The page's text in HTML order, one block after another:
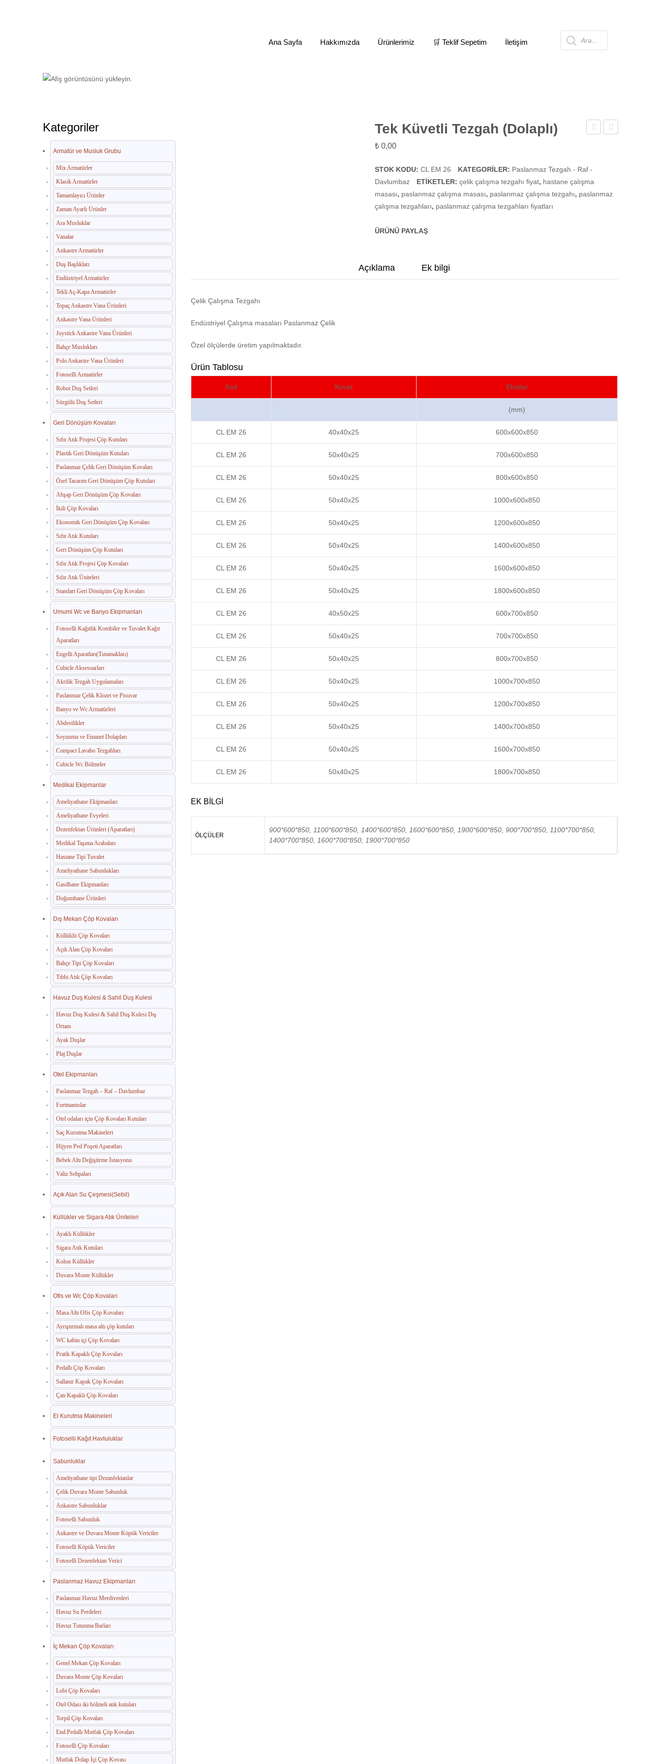
Ana Sayfa Hakkımızda Ürünlerimiz 🛒 Teklif Sepetim İletişim Products
Kategoriler
Armatür ve Musluk Grubu
Mix Armatürler
Klasik Armatürler
Tamamlayıcı Ürünler
Zaman Ayarlı Ürünler
Ara Musluklar
Vanalar
Ankastre Armatürler
Duş Başlıkları
Endüstriyel Armatürler
Tekli Aç-Kapa Armatürler
Topaç Ankastre Vana Ürünleri
Ankastre Vana Ürünleri
Joystick Ankastre Vana Ürünleri
Bahçe Muslukları
Polo Ankastre Vana Ürünleri
Fotoselli Armatürler
Robot Duş Setleri
Sürgülü Duş Setleri
Geri Dönüşüm Kovaları
Sıfır Atık Projesi Çöp Kutuları
Plastik Geri Dönüşüm Kutuları
Paslanmaz Çelik Geri Dönüşüm Kovaları
Özel Tasarım Geri Dönüşüm Çöp Kutuları
Ahşap Geri Dönüşüm Çöp Kovaları
İkili Çöp Kovaları
Ekonomik Geri Dönüşüm Çöp Kovaları
Sıfır Atık Kutuları
Geri Dönüşüm Çöp Kutuları
Sıfır Atık Projesi Çöp Kovaları
Sıfır Atık Üniteleri
Standart Geri Dönüşüm Çöp Kovaları
Umumi Wc ve Banyo Ekipmanları
Fotoselli Kağıtlık Kombiler ve Tuvalet Kağıt
Aparatları
Engelli Aparatları(Tutamakları)
Cubicle Aksesuarları
Akrilik Tezgah Uygulamaları
Paslanmaz Çelik Klozet ve Pisuvar
Banyo ve Wc Armatürleri
Abdestlikler
Soyunma ve Emanet Dolapları
Compact Lavabo Tezgahları
Cubicle Wc Bölmeler
Medikal Ekipmanlar
Ameliyathane Ekipmanları
Ameliyathane Evyeleri
Dezenfektan Ürünleri (Aparatları)
Medikal Taşıma Arabaları
Hastane Tipi Tuvalet
Ameliyathane Sabunlukları
Gasilhane Ekipmanları
Doğumhane Ürünleri
Dış Mekan Çöp Kovaları
Küllüklü Çöp Kovaları
Açık Alan Çöp Kovaları
Bahçe Tipi Çöp Kovaları
Tıbbi Atık Çöp Kovaları
Havuz Duş Kulesi & Sahil Duş Kulesi
Havuz Duş Kulesi & Sahil Duş Kulesi Dış
Ortam
Ayak Duşlar
Plaj Duşlar
Otel Ekipmanları
Paslanmaz Tezgah – Raf – Davlumbaz
Fortmantolar
Otel odaları için Çöp Kovaları Kutuları
Saç Kurutma Makineleri
Hijyen Ped Poşeti Aparatları
Bebek Altı Değiştirme İstasyonu
Valiz Sehpaları
Açık Alan Su Çeşmesi(Sebil)
Küllükler ve Sigara Atık Üniteleri
Ayaklı Küllükler
Sigara Atık Kutuları
Kolon Küllükler
Duvara Monte Küllükler
Ofis ve Wc Çöp Kovaları
Masa Altı Ofis Çöp Kovaları
Ayrıştırmalı masa altı çöp kutuları
WC kabin içi Çöp Kovaları
Pratik Kapaklı Çöp Kovaları
Pedallı Çöp Kovaları
Sallanır Kapak Çöp Kovaları
Çatı Kapaklı Çöp Kovaları
El Kurutma Makineleri
Fotoselli Kağıt Havluluklar
Sabunluklar
Ameliyathane tipi Dezanfektanlar
Çelik Duvara Monte Sabunluk
Ankastre Sabunluklar
Fotoselli Sabunluk
Ankastre ve Duvara Monte Köpük Vericiler
Fotoselli Köpük Vericiler
Fotoselli Dezenfektan Verici
Paslanmaz Havuz Ekipmanları
Paslanmaz Havuz Merdivenleri
Havuz Su Perdeleri
Havuz Tutunma Barları
İç Mekan Çöp Kovaları
Genel Mekan Çöp Kovaları
Duvara Monte Çöp Kovaları
Lobi Çöp Kovaları
Otel Odası iki bölmeli atık kutuları
Torpil Çöp Kovaları
End.Pedallı Mutfak Çöp Kovaları
Fotoselli Çöp Kovaları
Mutfak Dolap İçi Çöp Kovası
Tek Küvetli Tezgah (Dolaplı)
₺ 0,00
STOK KODU: CL EM 26 KATEGORILER: Paslanmaz Tezgah - Raf -
Davlumbaz
ETIKETLER: çelik çalışma tezgahı fiyat, hastane çalışma
masası, paslanmaz çalışma masası, paslanmaz çalışma tezgahı, paslanmaz
çalışma tezgahları, paslanmaz çalışma tezgahları fiyatları
ÜRÜNÜ PAYLAŞ
Açıklama Ek bilgi
Çelik Çalışma Tezgahı
Endüstriyel Çalışma masaları Paslanmaz Çelik
Özel ölçülerde üretim yapılmaktadır.
Ürün Tablosu
Kod Küvet Ebatlar
(mm)
CL EM 26 40x40x25 600x600x850
CL EM 26 50x40x25 700x600x850
CL EM 26 50x40x25 800x600x850
CL EM 26 50x40x25 1000x600x850
CL EM 26 50x40x25 1200x600x850
CL EM 26 50x40x25 1400x600x850
CL EM 26 50x40x25 1600x600x850
CL EM 26 50x40x25 1800x600x850
CL EM 26 40x50x25 600x700x850
CL EM 26 50x40x25 700x700x850
CL EM 26 50x40x25 800x700x850
CL EM 26 50x40x25 1000x700x850
CL EM 26 50x40x25 1200x700x850
CL EM 26 50x40x25 1400x700x850
CL EM 26 50x40x25 1600x700x850
CL EM 26 50x40x25 1800x700x850
EK BILGI
ÖLÇÜLER
900*600*850, 1100*600*850, 1400*600*850, 1600*600*850, 1900*600*850, 900*700*850, 1100*700*850,
1400*700*850, 1600*700*850, 1900*700*850